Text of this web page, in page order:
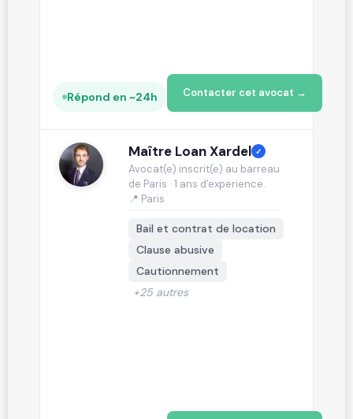
Répond en ~24h Contacter cet avocat →
Maître Loan Xardel ✓
Avocat(e) inscrit(e) au barreau
de Paris · 1 ans d'experience.
📍 Paris
Bail et contrat de location
Clause abusive
Cautionnement
+25 autres